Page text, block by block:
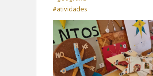
#atividades